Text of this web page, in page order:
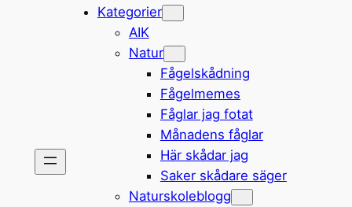
Kategorier
AIK
Natur
Fågelskådning
Fågelmemes
Fåglar jag fotat
Månadens fåglar
Här skådar jag
Saker skådare säger
Naturskoleblogg